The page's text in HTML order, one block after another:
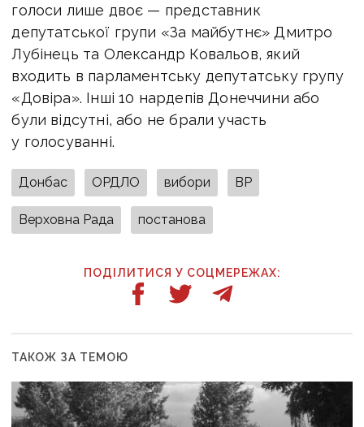
голоси лише двоє — представник
депутатської групи «За майбутнє» Дмитро
Лубінець та Олександр Ковальов, який
входить в парламентську депутатську групу
«Довіра». Інші 10 нардепів Донеччини або
були відсутні, або не брали участь
у голосуванні.
Донбас ОРДЛО вибори ВР
Верховна Рада постанова
ПОДІЛИТИСЯ У СОЦМЕРЕЖАХ:
ТАКОЖ ЗА ТЕМОЮ